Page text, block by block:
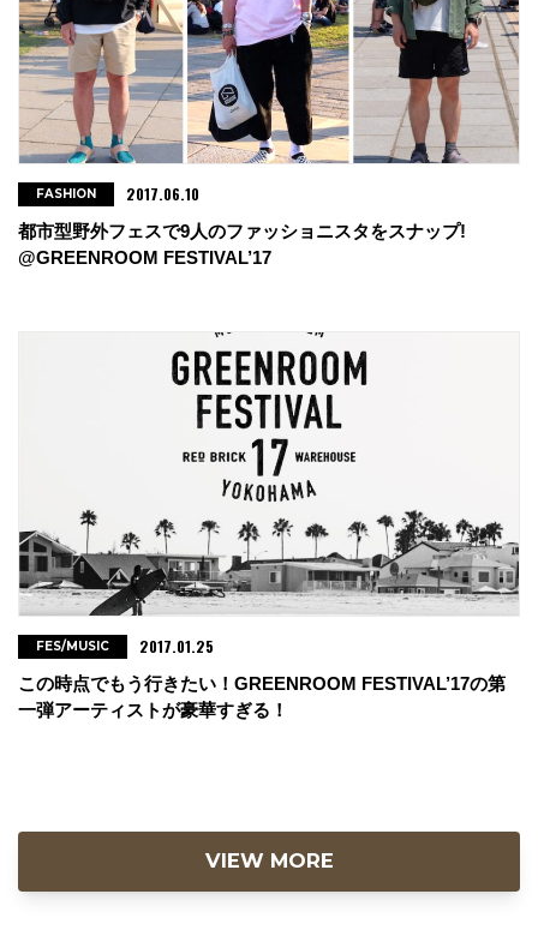
都市型野外フェスで9人のファッショニスタをスナップ!
@GREENROOM FESTIVAL’17
FASHION 2017.06.10
この時点でもう行きたい！GREENROOM FESTIVAL’17の第
一弾アーティストが豪華すぎる！
FES/MUSIC 2017.01.25
VIEW MORE